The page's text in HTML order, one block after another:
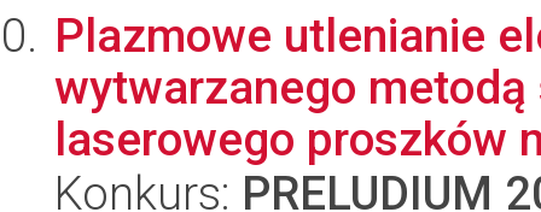
Plazmowe utlenianie
wytwarzanego
laserowego proszków
Konkurs: PRELUDIUM